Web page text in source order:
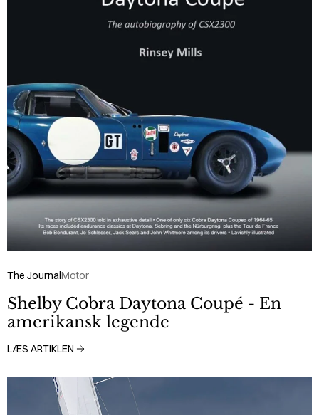
The JournalMotor
Shelby Cobra Daytona Coupé - En
amerikansk legende
LÆS ARTIKLEN